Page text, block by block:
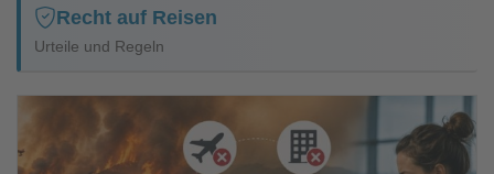
Recht auf Reisen
Urteile und Regeln